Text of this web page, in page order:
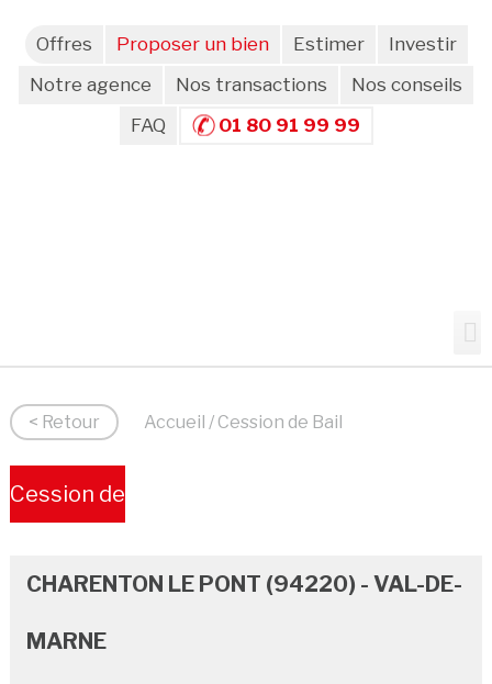
Offres Proposer un bien Estimer
Investir
Notre agence
Nos transactions
Nos conseils
FAQ
01 80 91 99 99
< Retour Accueil / Cession de Bail
Cession de
CHARENTON LE PONT (94220) - VAL-DE-
MARNE